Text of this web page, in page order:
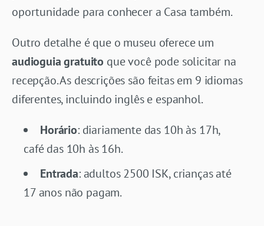
oportunidade para conhecer a Casa também.
Outro detalhe é que o museu oferece um
audioguia gratuito que você pode solicitar na
recepção. As descrições são feitas em 9 idiomas
diferentes, incluindo inglês e espanhol.
Horário: diariamente das 10h às 17h,
café das 10h às 16h.
Entrada: adultos 2500 ISK, crianças até
17 anos não pagam.